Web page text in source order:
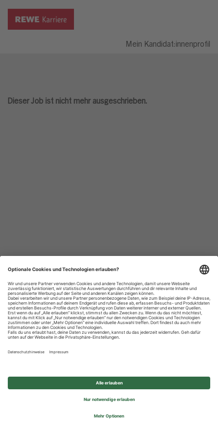
Mein Kandidat:innenprofil
Dieser Job ist nicht mehr ausgeschrieben.
Datenschutzhinweise
Impressum
Privatsphäre-Einstellungen
© 2026 REWE Group - All rights reserved